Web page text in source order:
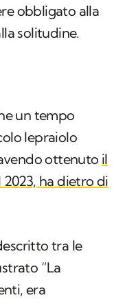
obbligato alla
solitudine.
un tempo
lepraiolo
ottenuto il
ha dietro di
tra le
“La
era